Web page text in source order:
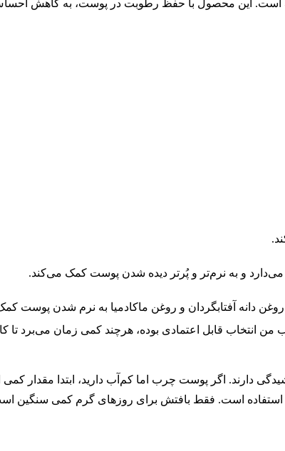
و دهیدراته است. این محصول با حفظ رطوبت در پوست، به
و به نرم‌تر و پُرتر دیده شدن پوست کمک می‌کند.
دانه آفتابگردان و روغن ماکادمیا به نرم شدن پوست
اگر پوست چرب اما کم‌آب دارید، ابتدا مقدار کمی
قابل اعتمادی بوده، هرچند کمی زمان می‌برد تا
است. فقط بافتش برای روزهای گرم کمی سنگین